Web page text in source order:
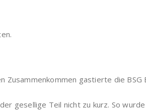
gastierte die BSG
gesellige Teil nicht zu kurz. So